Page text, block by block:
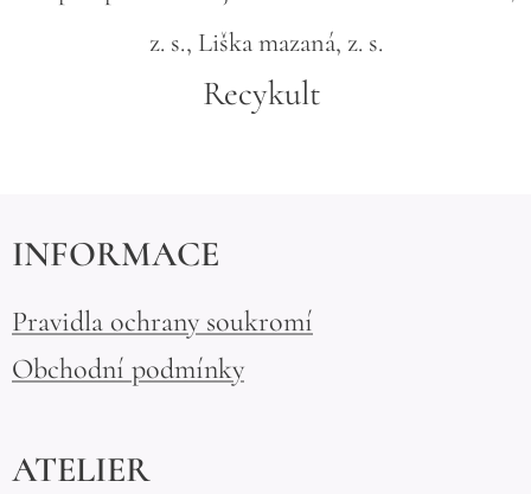
z. s., Liška mazaná, z. s.
Recykult
INFORMACE
Pravidla ochrany soukromí
Obchodní podmínky
ATELIER